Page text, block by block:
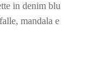
in denim blu
mandala e